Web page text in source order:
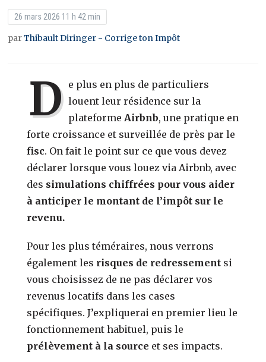
26 mars 2026 11 h 42 min
parThibault Diringer - Corrige ton Impôt
D e plus en plus de particuliers
louent leur résidence sur la
plateforme Airbnb, une pratique en
forte croissance et surveillée de près par le
fisc. On fait le point sur ce que vous devez
déclarer lorsque vous louez via Airbnb, avec
des simulations chiffrées pour vous aider
à anticiper le montant de l’impôt sur le
revenu.
Pour les plus téméraires, nous verrons
également les risques de redressement si
vous choisissez de ne pas déclarer vos
revenus locatifs dans les cases
spécifiques. J’expliquerai en premier lieu le
fonctionnement habituel, puis le
prélèvement à la source et ses impacts.